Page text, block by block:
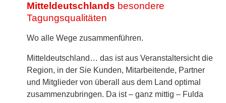
Mitteldeutschlands besondere
Tagungsqualitäten
Wo alle Wege zusammenführen.
Mitteldeutschland… das ist aus Veranstaltersicht die
Region, in der Sie Kunden, Mitarbeitende, Partner
und Mitglieder von überall aus dem Land optimal
zusammenzubringen. Da ist – ganz mittig – Fulda